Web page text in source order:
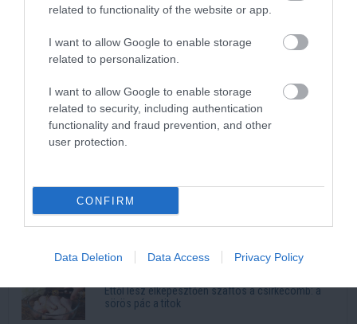
related to functionality of the website or app.
I want to allow Google to enable storage
related to personalization.
I want to allow Google to enable storage
related to security, including authentication
functionality and fraud prevention, and other
user protection.
CONFIRM
Data Deletion Data Access Privacy Policy
Kép és a videó forrása: https://www.youtube.com/watch?
Legnépszerűbb
3 alma és 3 tojás: ennyire egyszerű a puha almás
pite titka
Ettől lesz elképesztően szaftos a csirkecomb: a
sörös pác a titok